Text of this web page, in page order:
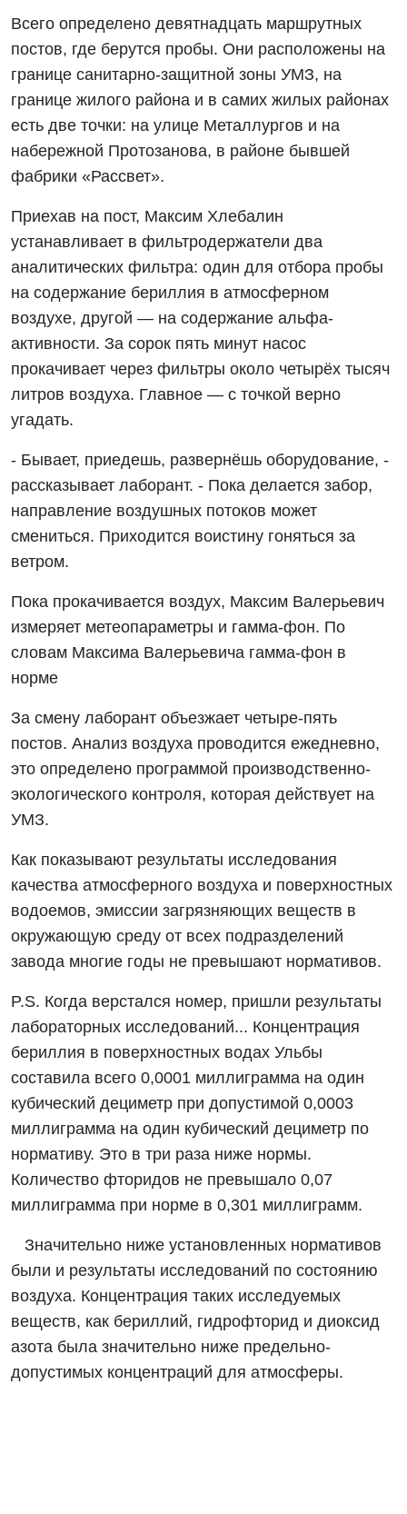
Всего определено девятнадцать маршрутных
постов, где берутся пробы. Они расположены на
границе санитарно-защитной зоны УМЗ, на
границе жилого района и в самих жилых районах
есть две точки: на улице Металлургов и на
набережной Протозанова, в районе бывшей
фабрики «Рассвет».
Приехав на пост, Максим Хлебалин
устанавливает в фильтродержатели два
аналитических фильтра: один для отбора пробы
на содержание бериллия в атмосферном
воздухе, другой — на содержание альфа-
активности. За сорок пять минут насос
прокачивает через фильтры около четырёх тысяч
литров воздуха. Главное — с точкой верно
угадать.
- Бывает, приедешь, развернёшь оборудование, -
рассказывает лаборант. - Пока делается забор,
направление воздушных потоков может
смениться. Приходится воистину гоняться за
ветром.
Пока прокачивается воздух, Максим Валерьевич
измеряет метеопараметры и гамма-фон. По
словам Максима Валерьевича гамма-фон в
норме
За смену лаборант объезжает четыре-пять
постов. Анализ воздуха проводится ежедневно,
это определено программой производственно-
экологического контроля, которая действует на
УМЗ.
Как показывают результаты исследования
качества атмосферного воздуха и поверхностных
водоемов, эмиссии загрязняющих веществ в
окружающую среду от всех подразделений
завода многие годы не превышают нормативов.
P.S. Когда верстался номер, пришли результаты
лабораторных исследований... Концентрация
бериллия в поверхностных водах Ульбы
составила всего 0,0001 миллиграмма на один
кубический дециметр при допустимой 0,0003
миллиграмма на один кубический дециметр по
нормативу. Это в три раза ниже нормы.
Количество фторидов не превышало 0,07
миллиграмма при норме в 0,301 миллиграмм.
Значительно ниже установленных нормативов
были и результаты исследований по состоянию
воздуха. Концентрация таких исследуемых
веществ, как бериллий, гидрофторид и диоксид
азота была значительно ниже предельно-
допустимых концентраций для атмосферы.